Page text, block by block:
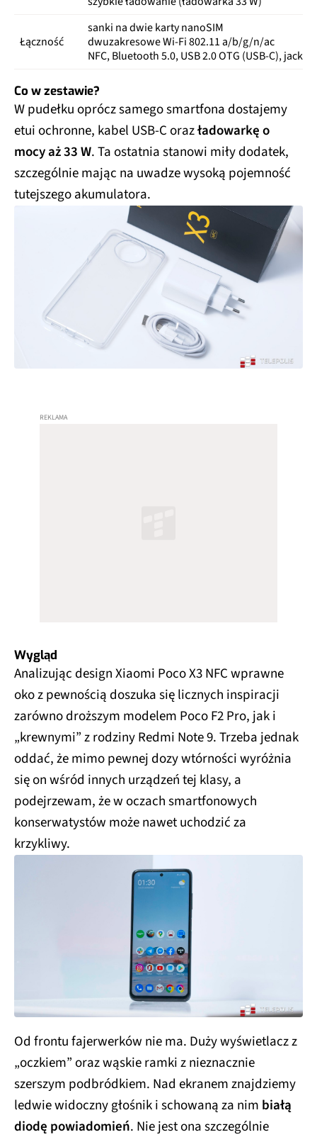
Łączność
sanki na dwie karty nanoSIM
dwuzakresowe Wi-Fi 802.11 a/b/g/n/ac
NFC, Bluetooth 5.0, USB 2.0 OTG (USB-C), jack
Co w zestawie?
W pudełku oprócz samego smartfona dostajemy
etui ochronne, kabel USB-C orazładowarkę o
mocy aż 33 W. Ta ostatnia stanowi miły dodatek,
szczególnie mając na uwadze wysoką pojemność
tutejszego akumulatora.
Wygląd
Analizując design Xiaomi Poco X3 NFC wprawne
oko z pewnością doszuka się licznych inspiracji
zarówno droższym modelem Poco F2 Pro, jak i
„krewnymi” z rodziny Redmi Note 9. Trzeba jednak
oddać, że mimo pewnej dozy wtórności wyróżnia
się on wśród innych urządzeń tej klasy, a
podejrzewam, że w oczach smartfonowych
konserwatystów może nawet uchodzić za
krzykliwy.
Od frontu fajerwerków nie ma. Duży wyświetlacz z
„oczkiem” oraz wąskie ramki z nieznacznie
szerszym podbródkiem. Nad ekranem znajdziemy
ledwie widoczny głośnik i schowaną za nim białą
diodę powiadomień. Nie jest ona szczególnie